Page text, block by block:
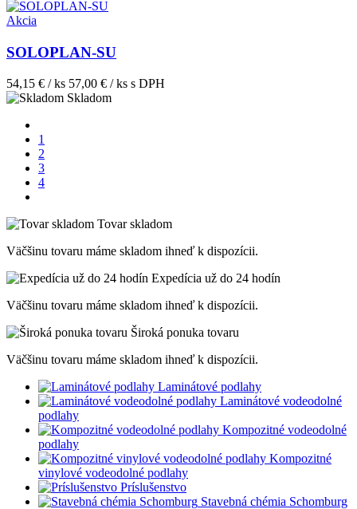
Akcia
SOLOPLAN-SU
54,15 € / ks 57,00 € / ks s DPH
Skladom
1
2
3
4
Tovar skladom
Väčšinu tovaru máme skladom ihneď k dispozícii.
Expedícia už do 24 hodín
Väčšinu tovaru máme skladom ihneď k dispozícii.
Široká ponuka tovaru
Väčšinu tovaru máme skladom ihneď k dispozícii.
Laminátové podlahy
Laminátové vodeodolné
podlahy
Kompozitné vodeodolné
podlahy
Kompozitné
vinylové vodeodolné podlahy
Príslušenstvo
Stavebná chémia Schomburg